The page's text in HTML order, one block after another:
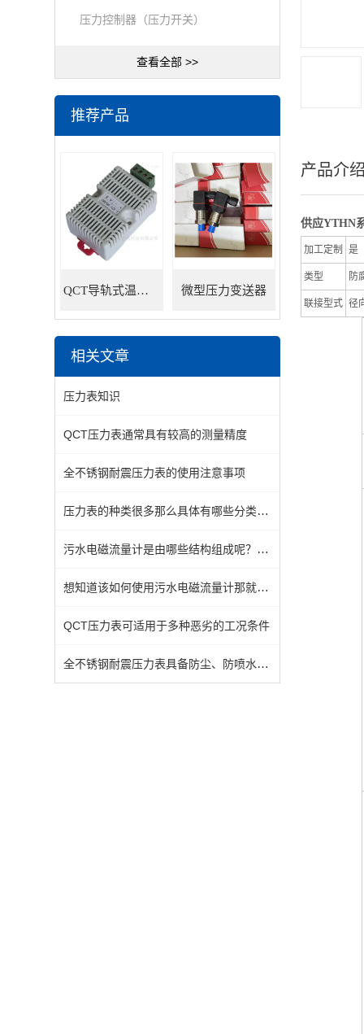
压力控制器（压力开关）
查看全部 >>
推荐产品
QCT导轨式温湿度变送器 微型压力变送器
相关文章
压力表知识
QCT压力表通常具有较高的测量精度
全不锈钢耐震压力表的使用注意事项
压力表的种类很多那么具体有哪些分类一起来看看吧
污水电磁流量计是由哪些结构组成呢？本篇告诉你
想知道该如何使用污水电磁流量计那就不要错过本篇
QCT压力表可适用于多种恶劣的工况条件
全不锈钢耐震压力表具备防尘、防喷水的特性
产品介绍
供应YTHN
加工定制 是
类型 防
联接型式 径